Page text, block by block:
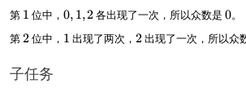
第 11 位中，0
1
0, 1,2各出现了一次，所以众数是0
0。
第2
2位中， 11 出现了两次，2
2出现了一次，所以众
子任务